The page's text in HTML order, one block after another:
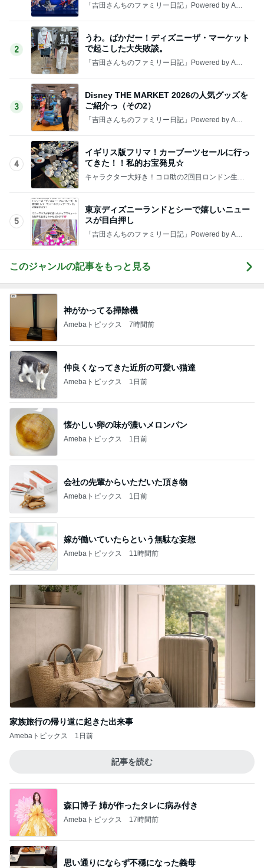
「吉田さんちのファミリー日記」Powered by Ame
2
うわ。ばかだー！ディズニーザ・マーケット
で起こした大失敗談。
「吉田さんちのファミリー日記」Powered by Ame
3
Disney THE MARKET 2026の人気グッズを
ご紹介っ（その2）
「吉田さんちのファミリー日記」Powered by Ame
4
イギリス版フリマ！カーブーツセールに行っ
てきた！！私的お宝発見☆
キャラクター大好き！コロ助の2回目ロンドン生活
5
東京ディズニーランドとシーで嬉しいニュー
スが目白押し
「吉田さんちのファミリー日記」Powered by Ame
このジャンルの記事をもっと見る
神がかってる掃除機
Amebaトピックス 7時間前
仲良くなってきた近所の可愛い猫達
Amebaトピックス 1日前
懐かしい卵の味が濃いメロンパン
Amebaトピックス 1日前
会社の先輩からいただいた頂き物
Amebaトピックス 1日前
嫁が働いていたらという無駄な妄想
Amebaトピックス 11時間前
家族旅行の帰り道に起きた出来事
Amebaトピックス 1日前
記事を読む
森口博子 姉が作ったタレに病み付き
Amebaトピックス 17時間前
思い通りにならず不穏になった義母